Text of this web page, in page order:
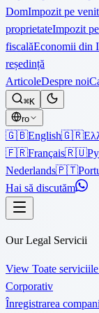
DomImpozit pe
proprietateImpozit
fiscalăEconomii din
reședință
ArticoleDespre noi
⌘K
ro
🇬🇧English🇬🇷
🇫🇷Français🇷🇺
Nederlands🇵🇹
Hai să discutăm
Our Legal Servicii
View Toate serviciile
Corporativ
Înregistrarea